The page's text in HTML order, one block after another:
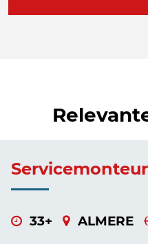
Servicemonteur
33+ ALMERE